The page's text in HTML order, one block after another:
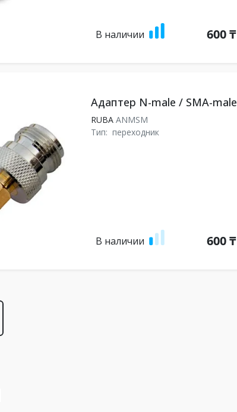
В наличии 600 ₸
Адаптер N-male / SMA-male
RUBAANMSM
Тип: переходник
В наличии 600 ₸